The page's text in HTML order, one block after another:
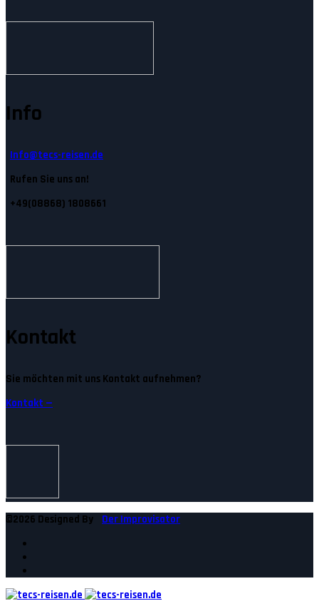
Info
Info@tecs-reisen.de
Rufen Sie uns an!
+49(08868) 1808661
Kontakt
Sie möchten mit uns Kontakt aufnehmen?
Kontakt —
©2026 Designed By Der Improvisator